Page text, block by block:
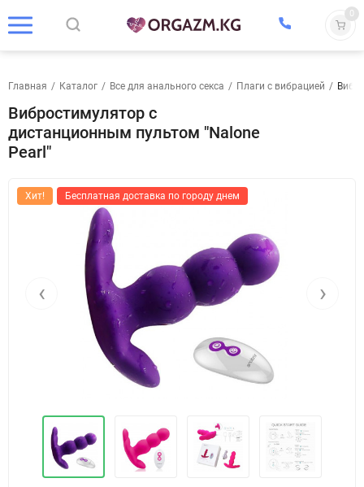
0
Главная / Каталог / Все для анального секса / Плаги с вибрацией /
Вибростимулятор с
дистанционным пультом "Nalone
Pearl"
Хит! Бесплатная доставка по городу днем
‹ ›